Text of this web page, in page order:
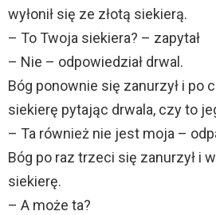
wyłonił się ze złotą siekierą.
– To Twoja siekiera? – zapytał
– Nie – odpowiedział drwal.
Bóg ponownie się zanurzył i po
siekierę pytając drwala, czy to
– Ta również nie jest moja –
Bóg po raz trzeci się zanurzył i
siekierę.
– A może ta?